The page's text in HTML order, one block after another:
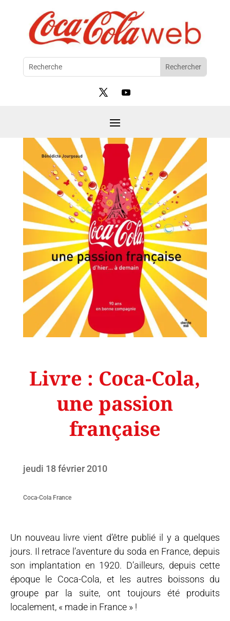
Livre : Coca-Cola,
une passion
française
jeudi 18 février 2010
Coca-Cola France
Un nouveau livre vient d’être publié il y a quelques
jours. Il retrace l’aventure du soda en France, depuis
son implantation en 1920. D’ailleurs, depuis cette
époque le Coca-Cola, et les autres boissons du
groupe par la suite, ont toujours été produits
localement, « made in France » !